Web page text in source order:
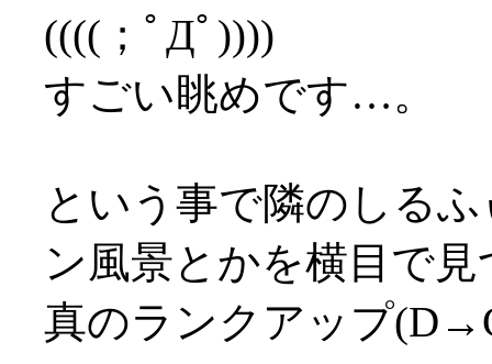
((((；ﾟДﾟ))))
すごい眺めです…。
という事で隣のしる
ン風景とかを横目で見
真のランクアップ